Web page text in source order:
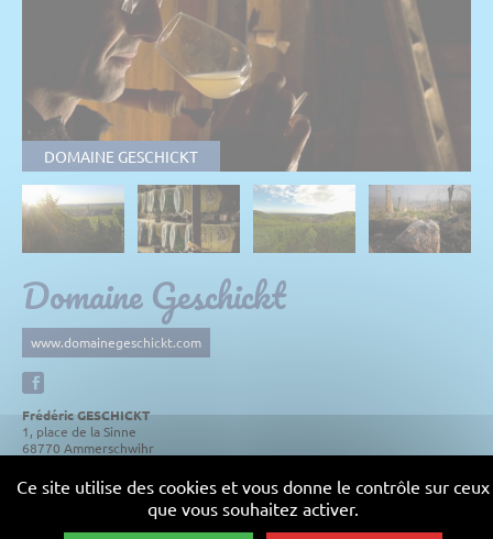
DOMAINE GESCHICKT
Domaine Geschickt
www.domainegeschickt.com
Frédéric GESCHICKT
1, place de la Sinne
68770 Ammerschwihr
Notre cave se situe à Ammerschwihr en Alsace à 10 kilomètres à
Ce site utilise des cookies et vous donne le contrôle sur ceux
que vous souhaitez activer.